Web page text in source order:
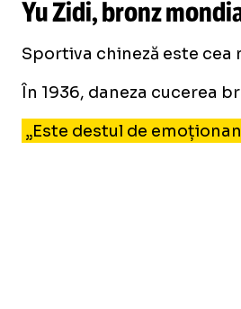
Yu Zidi, bronz
Sportiva chineză este
În 1936, daneza cucerea
„Este destul de